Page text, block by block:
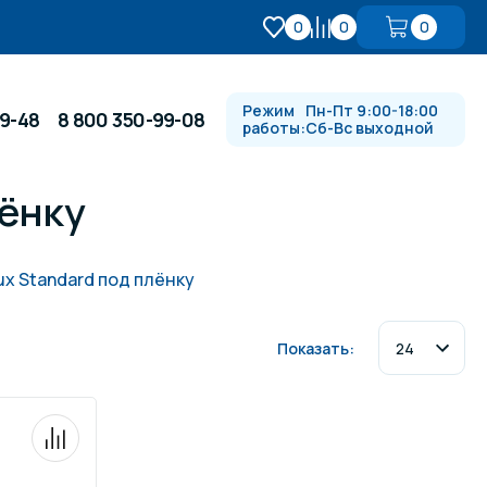
0 0 0
Водопады, водяные пушки и
48 8 800 350-99-08
Режим
работы:
Пн-Пт 9:00-18:00
Сб-Вс выходной
Standard под плёнку
Показать: